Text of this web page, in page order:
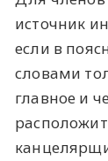
источник
если в
словами
главное и